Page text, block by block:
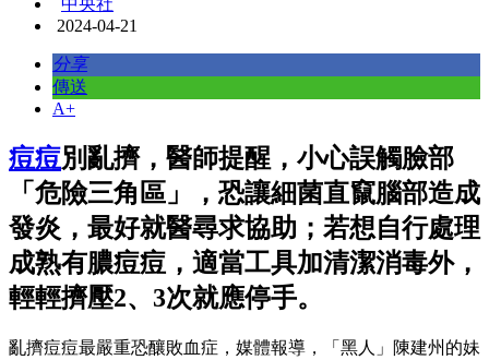
中央社
2024-04-21
分享
傳送
A+
痘痘別亂擠，醫師提醒，小心誤觸臉部
「危險三角區」，恐讓細菌直竄腦部造成
發炎，最好就醫尋求協助；若想自行處理
成熟有膿痘痘，適當工具加清潔消毒外，
輕輕擠壓2、3次就應停手。
亂擠痘痘最嚴重恐釀敗血症，媒體報導，「黑人」陳建州的妹